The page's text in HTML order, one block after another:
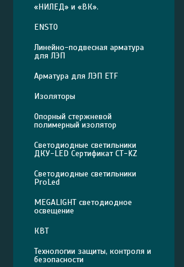
«НИЛЕД» и «ВК».
ENSTO
Линейно-подвесная арматура
для ЛЭП
Арматура для ЛЭП ETF
Изоляторы
Опорный стержневой
полимерный изолятор
Светодиодные светильники
ДКУ-LED Сертификат СТ-KZ
Светодиодные светильники
ProLed
MEGALIGHT светодиодное
освещение
КВТ
Технологии защиты, контроля и
безопасности